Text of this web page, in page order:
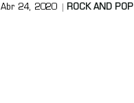
Abr 24, 2020 ROCK AND POP